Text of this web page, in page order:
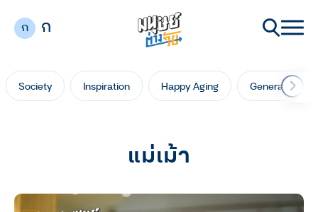
ก ก
Society Inspiration Happy Aging Generation
แม่เม้า